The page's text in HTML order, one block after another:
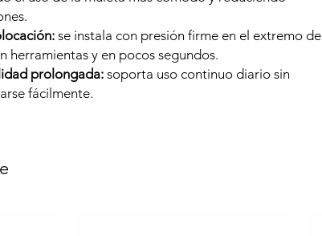
se instala con presión firme en el extremo del
herramientas y en pocos segundos.
prolongada: soporta uso continuo diario sin
fácilmente.